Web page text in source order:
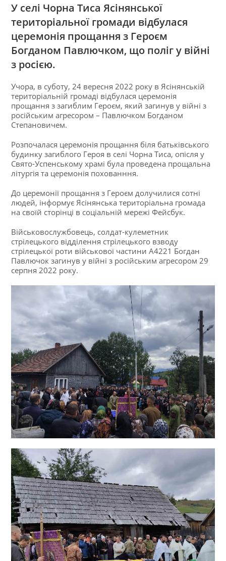
У селі Чорна Тиса Ясінянської
територіальної громади відбулася
церемонія прощання з Героєм
Богданом Павлючком, що поліг у війні
з росією.
Учора, в суботу, 24 вересня 2022 року в Ясінянській
територіальній громаді відбулася церемонія
прощання з загиблим Героєм, який загинув у війні з
російським агресором – Павлючком Богданом
Степановичем.
Розпочалася церемонія прощання біля батьківського
будинку загиблого Героя в селі Чорна Тиса, опісля у
Свято-Успенському храмі була проведена прощальна
літургія та церемонія похованння.
До церемонії прощання з Героєм долучилися сотні
людей, інформує Ясінянська територіальна громада
на своїй сторінці в соціальній мережі Фейсбук.
Військовослужбовець, солдат-кулеметник
стрілецького відділення стрілецького взводу
стрілецької роти військової частини А4221 Богдан
Павлючок загинув у війні з російським агресором 29
серпня 2022 року.